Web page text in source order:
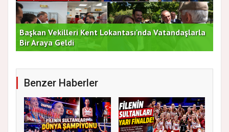
Başkan Vekilleri Kent Lokantası'nda Vatandaşlarla
Bir Araya Geldi
Benzer Haberler